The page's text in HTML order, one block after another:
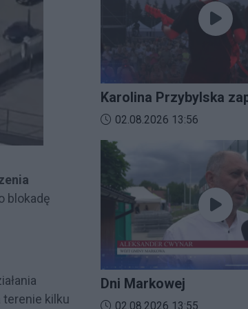
blokadę
kilku
Karolina Przybylska
Imprezalia 2026
Data dodania materiału wideo:
02.08.2026 13:56
Dni Markowej
Data dodania materiału wideo:
02.08.2026 13:55